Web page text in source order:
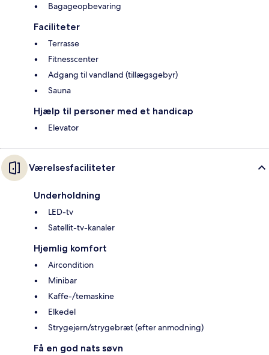
Bagageopbevaring
Faciliteter
Terrasse
Fitnesscenter
Adgang til vandland (tillægsgebyr)
Sauna
Hjælp til personer med et handicap
Elevator
Værelsesfaciliteter
Underholdning
LED-tv
Satellit-tv-kanaler
Hjemlig komfort
Aircondition
Minibar
Kaffe-/temaskine
Elkedel
Strygejern/strygebræt (efter anmodning)
Få en god nats søvn